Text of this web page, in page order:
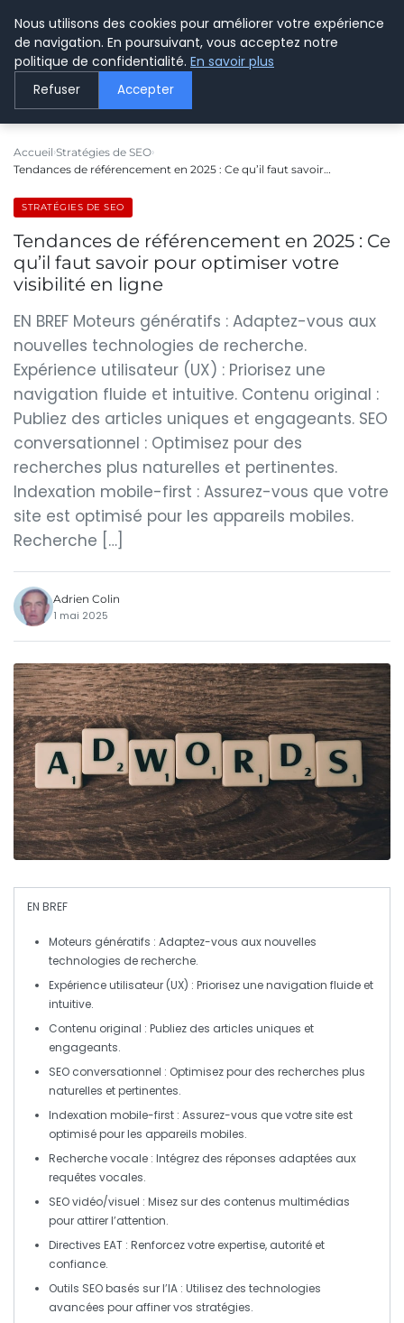
LE WEBMARKETING
Accueil Stratégies de SEO
Tendances de référencement en 2025 : Ce qu’il faut savoir…
STRATÉGIES DE SEO
Tendances de référencement en 2025 : Ce
qu’il faut savoir pour optimiser votre
visibilité en ligne
EN BREF Moteurs génératifs : Adaptez-vous aux
nouvelles technologies de recherche.
Expérience utilisateur (UX) : Priorisez une
navigation fluide et intuitive. Contenu original :
Publiez des articles uniques et engageants. SEO
conversationnel : Optimisez pour des
recherches plus naturelles et pertinentes.
Indexation mobile-first : Assurez-vous que votre
site est optimisé pour les appareils mobiles.
Recherche […]
Adrien Colin
1 mai 2025
EN BREF
Moteurs génératifs : Adaptez-vous aux nouvelles
technologies de recherche.
Expérience utilisateur (UX) : Priorisez une navigation fluide et
intuitive.
Contenu original : Publiez des articles uniques et
engageants.
SEO conversationnel : Optimisez pour des recherches plus
naturelles et pertinentes.
Indexation mobile-first : Assurez-vous que votre site est
optimisé pour les appareils mobiles.
Recherche vocale : Intégrez des réponses adaptées aux
requêtes vocales.
SEO vidéo/visuel : Misez sur des contenus multimédias
pour attirer l’attention.
Directives EAT : Renforcez votre expertise, autorité et
confiance.
Outils SEO basés sur l’IA : Utilisez des technologies
avancées pour affiner vos stratégies.
Nous utilisons des cookies pour améliorer votre expérience
de navigation. En poursuivant, vous acceptez notre
politique de confidentialité. En savoir plus
Refuser Accepter